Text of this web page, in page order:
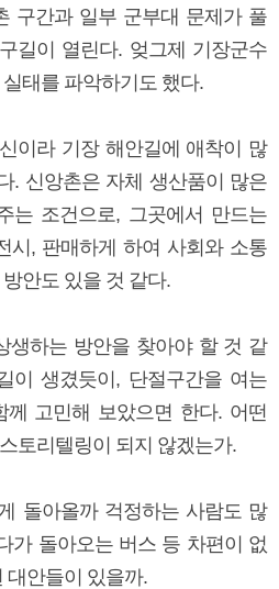
구간과 일부 군부대 문제가 풀
길이 열린다. 엊그제 기장군수
태를 파악하기도 했다.
이라 기장 해안길에 애착이 많
. 신앙촌은 자체 생산품이 많은
는 조건으로, 그곳에서 만드는
시, 판매하게 하여 사회와 소통
안도 있을 것 같다.
생하는 방안을 찾아야 할 것 같
이 생겼듯이, 단절구간을 여는
고민해 보았으면 한다. 어떤
토리텔링이 되지 않겠는가.
돌아올까 걱정하는 사람도 많
가 돌아오는 버스 등 차편이 없
대안들이 있을까.